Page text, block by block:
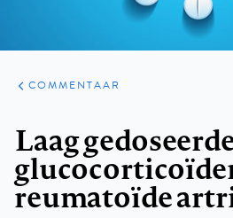
ARTIKELEN
OPINIE
COMMENTAAR
Laag
reumatoïde